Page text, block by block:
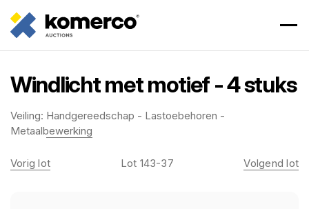
Windlicht met motief - 4 stuks
Veiling: Handgereedschap - Lastoebehoren -
Metaalbewerking
Vorig lot Lot 143-37 Volgend lot